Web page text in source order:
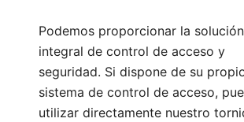
Podemos proporcionar la solución
integral de control de acceso y
seguridad. Si dispone de su
sistema de control de acceso,
utilizar directamente nuestro